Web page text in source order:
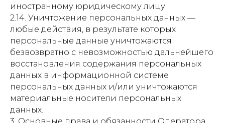
иностранному юридическому лицу.
2.14. Уничтожение персональных данных —
любые действия, в результате которых
персональные данные уничтожаются
безвозвратно с невозможностью дальнейшего
восстановления содержания персональных
данных в информационной системе
персональных данных и/или уничтожаются
материальные носители персональных
данных.